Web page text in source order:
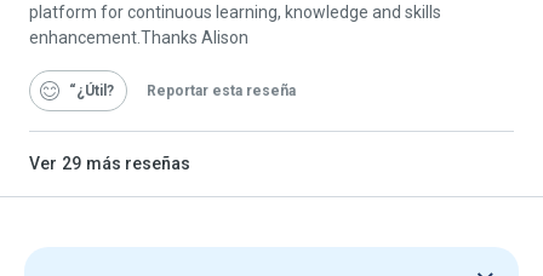
platform for continuous learning, knowledge and skills
enhancement.Thanks Alison
“¿Útil Reportar esta reseña
Ver 29 más reseñas